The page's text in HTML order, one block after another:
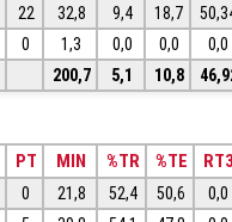
22 32,8 9,4 18,7
0 1,3 0,0 0,0
0,0
200,7 5,1 10,8
PT MIN %TR %TE
0 21,8 52,4 50,6
0,0